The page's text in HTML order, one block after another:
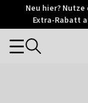
OtriumNeu hier? Nutze
Extra-Rabatt
Categories